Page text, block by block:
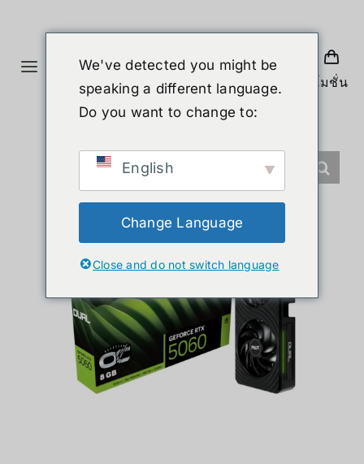
เนื้อหาToggle
Navigation
หน้าแรก
หุ่นยนต์รูปร่างมนุษย์
ข่าวสาร
บริการ
โปรโมชั่น
We've detected you might be
speaking a different language.
Do you want to change to:
English
Change Language
Close and do not switch language